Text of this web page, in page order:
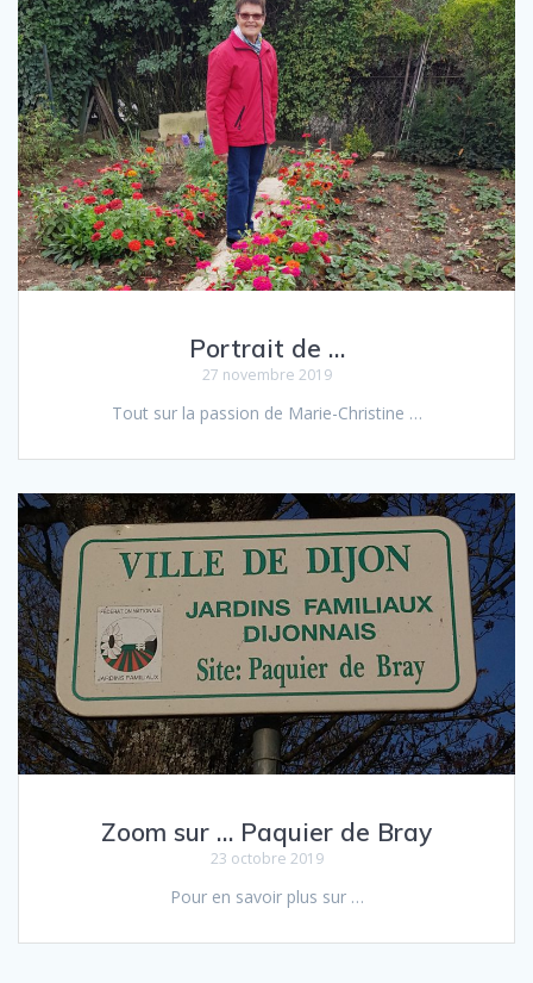
Portrait de …
27 novembre 2019
Tout sur la pas­sion de Marie-Christine …
Zoom sur … Paquier de Bray
23 octobre 2019
Pour en savoir plus sur …